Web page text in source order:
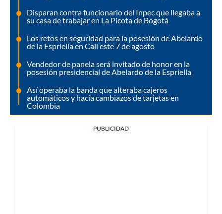
Disparan contra funcionario del Inpec que llegaba a
su casa de trabajar en La Picota de Bogotá
Los retos en seguridad para la posesión de Abelardo
de la Espriella en Cali este 7 de agosto
Vendedor de panela será invitado de honor en la
posesión presidencial de Abelardo de la Espriella
Así operaba la banda que alteraba cajeros
automáticos y hacía cambiazos de tarjetas en
Colombia
PUBLICIDAD